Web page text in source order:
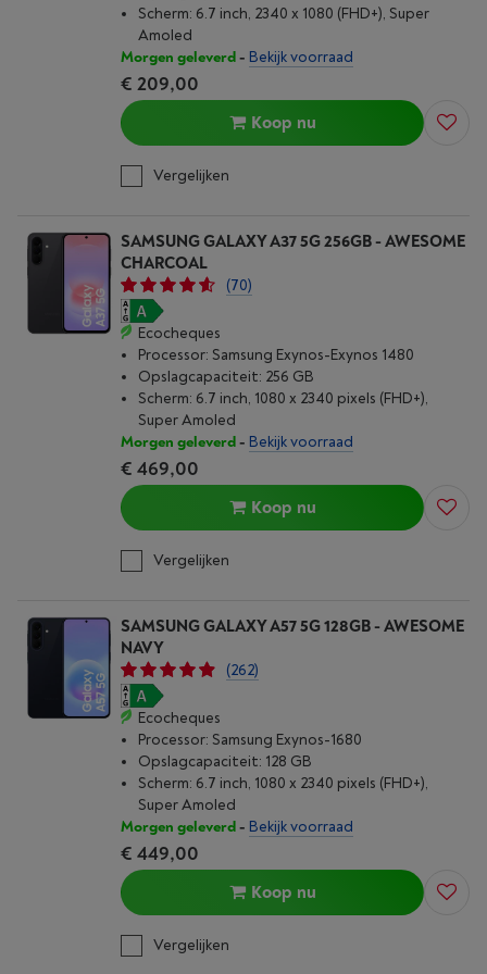
Scherm: 6.7 inch, 2340 x 1080 (FHD+), Super
Amoled
Morgen geleverd- Bekijk voorraad
€ 209,00
Koop nu
Vergelijken
SAMSUNG GALAXY A37 5G 256GB - AWESOME
CHARCOAL
(70)
Ecocheques
Processor: Samsung Exynos-Exynos 1480
Opslagcapaciteit: 256 GB
Scherm: 6.7 inch, 1080 x 2340 pixels (FHD+),
Super Amoled
Morgen geleverd- Bekijk voorraad
€ 469,00
Koop nu
Vergelijken
SAMSUNG GALAXY A57 5G 128GB - AWESOME
NAVY
(262)
Ecocheques
Processor: Samsung Exynos-1680
Opslagcapaciteit: 128 GB
Scherm: 6.7 inch, 1080 x 2340 pixels (FHD+),
Super Amoled
Morgen geleverd- Bekijk voorraad
€ 449,00
Koop nu
Vergelijken